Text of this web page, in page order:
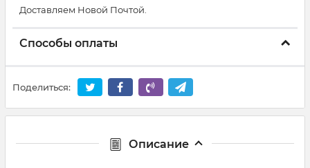
Доставляем Новой Почтой.
Способы оплаты
Поделиться:
Описание